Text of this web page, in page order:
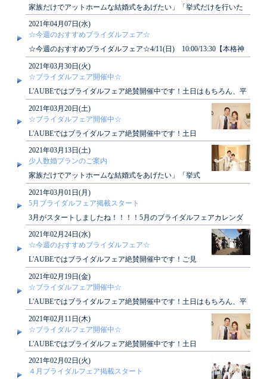
家族だけでアットホームな結婚式をあげたい」「挙式だけを行いた
い」ローブではそんな願いを叶えるプランがござ..
2021年04月07日(水)
☆今週のおすすめブライダルフェア☆
☆今週のおすすめブライダルフェア☆4/11(日) 10:00/13:30【本格神
殿＆純白チャペル体験】フ..
2021年03月30日(火)
☆ブライダルフェア開催中☆
L'AUBEではブライダルフェア絶賛開催中です！土日はもちろん、平
日も開催しております！ぜひご見学にお越..
2021年03月20日(土)
☆ブライダルフェア開催中☆
L'AUBEではブライダルフェア絶賛開催中です！土日
はもちろん、平日も開催しております！ぜひご見学に
お越..
2021年03月13日(土)
少人数婚プランのご案内
家族だけでアットホームな結婚式をあげたい」「挙式
だけを行いたい」ローブではそんな願いを叶えるプラ
ンがござ..
2021年03月01日(月)
5月ブライダルフェア掲載スタート
3月がスタートしましたね！！！！5月のブライダルフェアカレンダ
ーが掲載されました。ぜひチェックしてみてく..
2021年02月24日(水)
☆今週のおすすめブライダルフェア☆
L'AUBEではブライダルフェア絶賛開催中です！ご見
学にお越し頂いたお客様には素敵な特典もございま
す！ぜ..
2021年02月19日(金)
☆ブライダルフェア開催中☆
L'AUBEではブライダルフェア絶賛開催中です！土日はもちろん、平
日も開催しております！ぜひご見学にお越..
2021年02月11日(木)
☆ブライダルフェア開催中☆
L'AUBEではブライダルフェア絶賛開催中です！土日
はもちろん、平日も開催しております！ぜひご見学に
お越..
2021年02月02日(火)
４月ブライダルフェア掲載スタート